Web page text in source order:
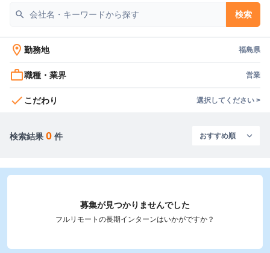
search 検索
location_on 勤務地 福島県
work_outline職種・業界 営業
check こだわり 選択してください >
検索結果 0 件
募集が見つかりませんでした
フルリモートの長期インターンはいかがですか？